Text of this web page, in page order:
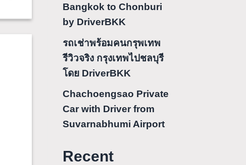
Bangkok to Chonburi
by DriverBKK
รถเช่าพร้อมคนกรุพเทพ
รีวิวจริง กรุงเทพไปชลบุรี
โดย DriverBKK
Chachoengsao Private
Car with Driver from
Suvarnabhumi Airport
Recent